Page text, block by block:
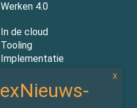
Werken 4.0
In de cloud
Tooling
Implementatie
Nieuwsbrief